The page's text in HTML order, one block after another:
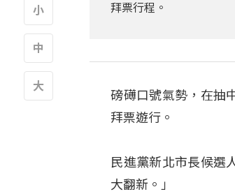
拜票行程。
磅礡口號氣勢，在抽
拜票遊行。
民進黨新北市長候選
大翻新。」